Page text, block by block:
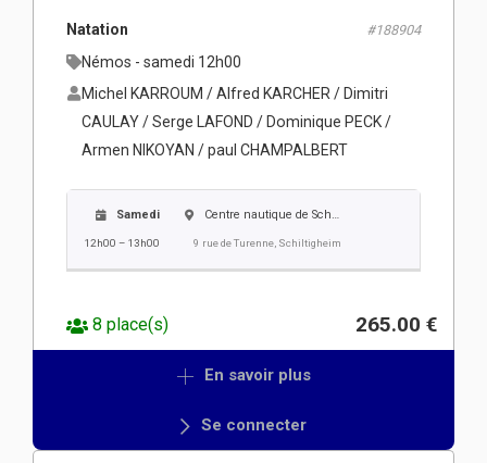
Natation #188904
Némos - samedi 12h00
Michel KARROUM / Alfred KARCHER / Dimitri
CAULAY / Serge LAFOND / Dominique PECK /
Armen NIKOYAN / paul CHAMPALBERT
Samedi
12h00 – 13h00
Centre nautique de Schiltigheim
9 rue de Turenne, Schiltigheim
8 place(s) 265.00 €
En savoir plus
Se connecter